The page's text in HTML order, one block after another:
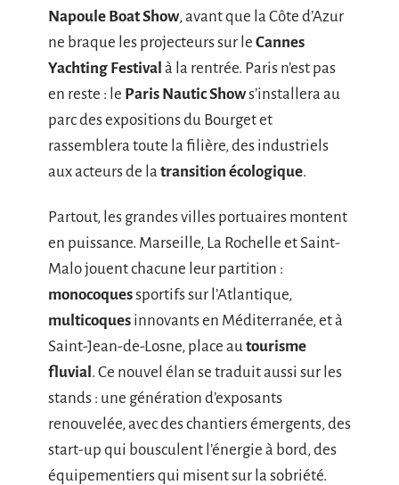
Napoule Boat Show, avant que la Côte d’Azur
ne braque les projecteurs sur le Cannes
Yachting Festival à la rentrée. Paris n’est pas
en reste : le Paris Nautic Shows’installera au
parc des expositions du Bourget et
rassemblera toute la filière, des industriels
aux acteurs de la transition écologique.
Partout, les grandes villes portuaires montent
en puissance. Marseille, La Rochelle et Saint-
Malo jouent chacune leur partition :
monocoquessportifs sur l’Atlantique,
multicoques innovants en Méditerranée, et à
Saint-Jean-de-Losne, place autourisme
fluvial. Ce nouvel élan se traduit aussi sur les
stands : une génération d’exposants
renouvelée, avec des chantiers émergents, des
start-up qui bousculent l’énergie à bord, des
équipementiers qui misent sur la sobriété.